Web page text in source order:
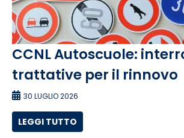
CCNL Autoscuole:
trattative per il rinnovo
30 LUGLIO 2026
LEGGI TUTTO